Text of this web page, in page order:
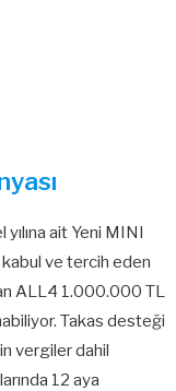
ait Yeni MINI
ve tercih eden
ALL4 1.000.000 TL
Takas desteği
vergiler dahil
12 aya